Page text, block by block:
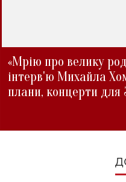
«Мрію про велику
інтерв'ю Михайла
плани, концерти для